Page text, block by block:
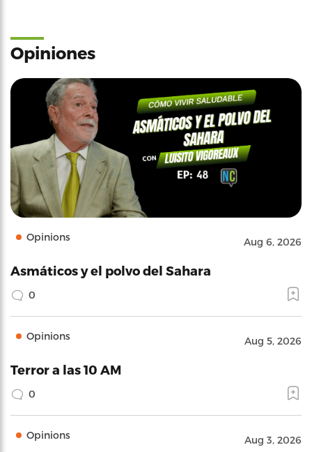
Opiniones
Opinions Aug 6, 2026
Asmáticos y el polvo del Sahara
0
Opinions Aug 5, 2026
Terror a las 10 AM
0
Opinions Aug 3, 2026